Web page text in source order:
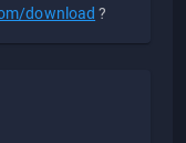
download ?